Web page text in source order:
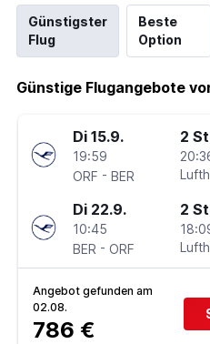
Günstigster
Flug
Beste
Option
Günstige Flugangebote
Di 15.9.
19:59
ORF - BER
2
Di 22.9.
10:45
BER - ORF
2
Angebot gefunden am
02.08.
786 €